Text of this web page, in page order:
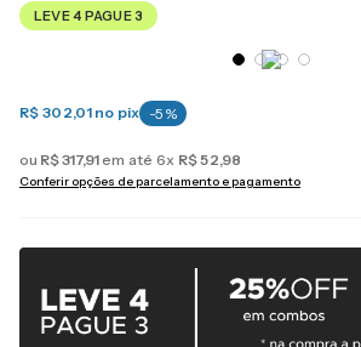
LEVE 4 PAGUE 3
R$ 302,01 no pix -5 %
ou R$317,91 em até 6x R$52,98
Conferir opções de parcelamento e pagamento